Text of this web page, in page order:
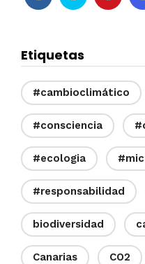
Etiquetas
#cambioclimático
#consciencia
#ecologia
#responsabilidad
biodiversidad
Canarias CO2